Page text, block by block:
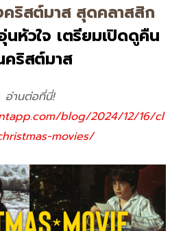
ริสต์มาส สุดคลาสสิก
หัวใจ เตรียมเปิดดูคืน
คริสต์มาส
อ่านต่อที่นี่!
blog/2024/12/16/cl
movies/